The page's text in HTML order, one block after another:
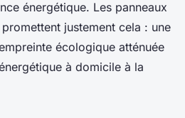
énergétique. Les panneaux
justement cela : une
écologique atténuée
à domicile à la